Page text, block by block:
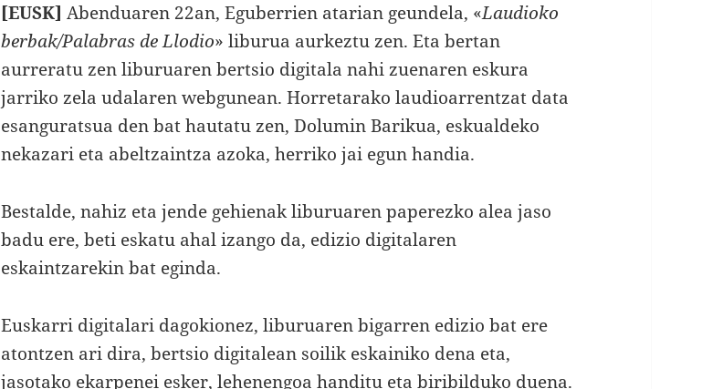
[EUSK] Abenduaren 22an, Eguberrien atarian geundela, «Laudioko
berbak/Palabras de Llodio» liburua aurkeztu zen. Eta bertan
aurreratu zen liburuaren bertsio digitala nahi zuenaren eskura
jarriko zela udalaren webgunean. Horretarako laudioarrentzat data
esanguratsua den bat hautatu zen, Dolumin Barikua, eskualdeko
nekazari eta abeltzaintza azoka, herriko jai egun handia.
Bestalde, nahiz eta jende gehienak liburuaren paperezko alea jaso
badu ere, beti eskatu ahal izango da, edizio digitalaren
eskaintzarekin bat eginda.
Euskarri digitalari dagokionez, liburuaren bigarren edizio bat ere
atontzen ari dira, bertsio digitalean soilik eskainiko dena eta,
jasotako ekarpenei esker, lehenengoa handitu eta biribilduko duena.